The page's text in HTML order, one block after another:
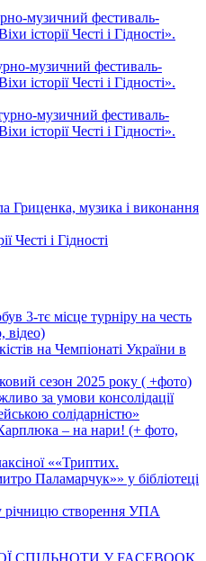
музичний фестиваль-
історії Честі і Гідності».
музичний фестиваль-
історії Честі і Гідності».
музичний фестиваль-
історії Честі і Гідності».
Гриценка, музика і виконання
Честі і Гідності
3-тє місце турніру на честь
відео)
на Чемпіонаті України в
сезон 2025 року ( +фото)
за умови консолідації
солідарністю»
– на нари! (+ фото,
««Триптих.
Паламарчук»» у бібліотеці
річницю створення УПА